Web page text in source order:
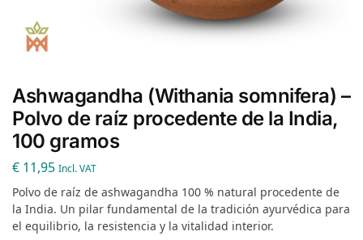
Ashwagandha (Withania somnifera) –
Polvo de raíz procedente de la India,
100 gramos
€ 11,95 Incl. VAT
Polvo de raíz de ashwagandha 100 % natural procedente de
la India. Un pilar fundamental de la tradición ayurvédica para
el equilibrio, la resistencia y la vitalidad interior.